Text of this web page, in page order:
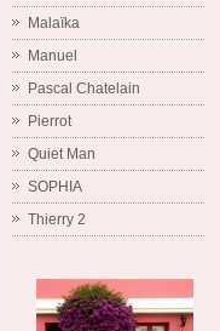
Malaïka
Manuel
Pascal Chatelain
Pierrot
Quiet Man
SOPHIA
Thierry 2